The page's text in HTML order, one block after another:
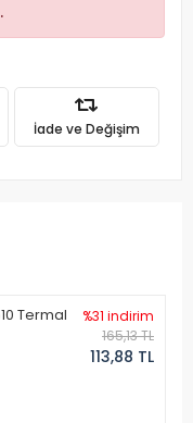
İade ve Değişim
Termal
%31 indirim
165,13 TL
113,88 TL